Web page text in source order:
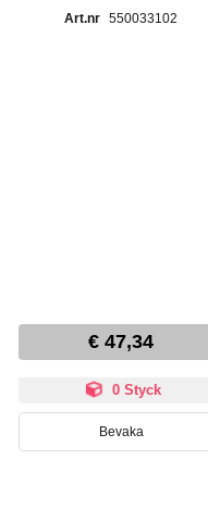
550033102
€ 47,34
0 Styck
Bevaka